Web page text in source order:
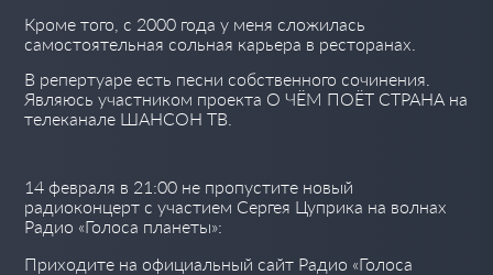
Кроме того, с 2000 года у меня сложилась
самостоятельная сольная карьера в ресторанах.
В репертуаре есть песни собственного сочинения.
Являюсь участником проекта О ЧЁМ ПОЁТ СТРАНА на
телеканале ШАНСОН ТВ.
14 февраля в 21:00 не пропустите новый
радиоконцерт с участием Сергея Цуприка на волнах
Радио «Голоса планеты»:
Приходите на официальный сайт Радио «Голоса